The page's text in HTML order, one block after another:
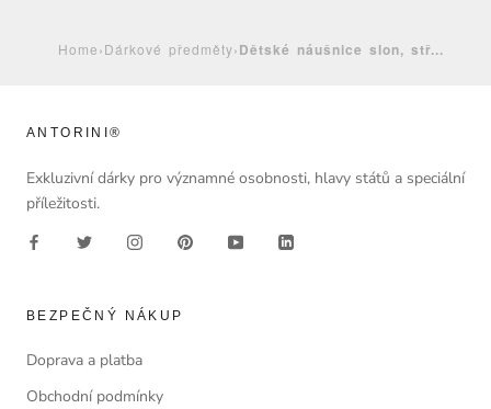
Home›Dárkové předměty›Dětské náušnice slon, stř...
ANTORINI®
Exkluzivní dárky pro významné osobnosti, hlavy států a speciální
příležitosti.
BEZPEČNÝ NÁKUP
Doprava a platba
Obchodní podmínky